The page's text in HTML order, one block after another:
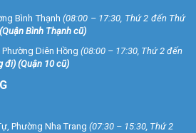
Bình Thạnh (08:00 – 17:30, Thứ 2 đến Thứ
Bình Thạnh cũ)
Diên Hồng (08:00 – 17:30, Thứ 2 đến
đi) (Quận 10 cũ)
Phường Nha Trang (07:30 – 15:30, Thứ 2